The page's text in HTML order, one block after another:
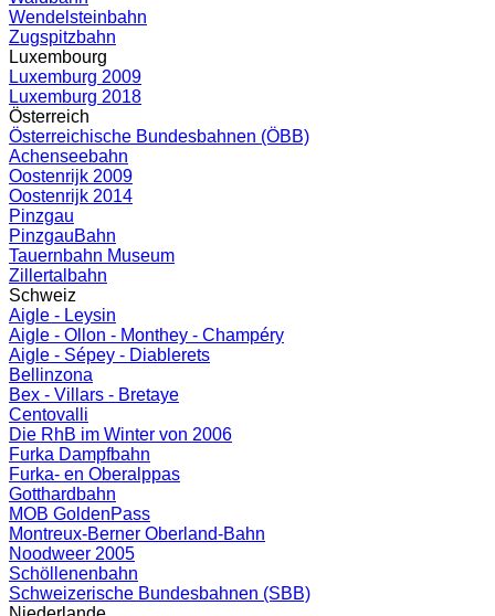
Wendelsteinbahn
Zugspitzbahn
Luxembourg
Luxemburg 2009
Luxemburg 2018
Österreich
Österreichische Bundesbahnen (ÖBB)
Achenseebahn
Oostenrijk 2009
Oostenrijk 2014
Pinzgau
PinzgauBahn
Tauernbahn Museum
Zillertalbahn
Schweiz
Aigle - Leysin
Aigle - Ollon - Monthey - Champéry
Aigle - Sépey - Diablerets
Bellinzona
Bex - Villars - Bretaye
Centovalli
Die RhB im Winter von 2006
Furka Dampfbahn
Furka- en Oberalppas
Gotthardbahn
MOB GoldenPass
Montreux-Berner Oberland-Bahn
Noodweer 2005
Schöllenenbahn
Schweizerische Bundesbahnen (SBB)